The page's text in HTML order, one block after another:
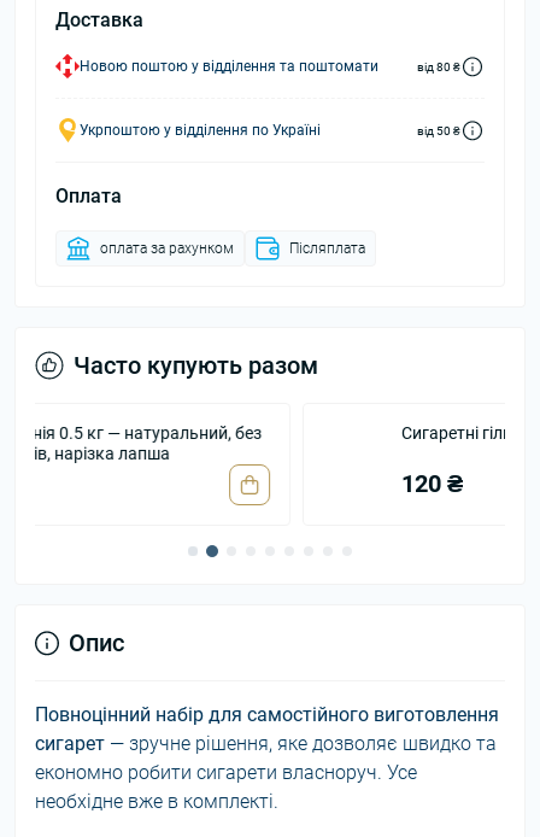
Доставка
Новою поштою у відділення та поштомати від 80 ₴
Укрпоштою у відділення по Україні від 50 ₴
Оплата
оплата за рахунком Післяплата
Часто купують разом
Сигаретні гільзи Gama 500 шт ▪ Ø 8,1 мм
Опис
Повноцінний набір для самостійного виготовлення
сигарет — зручне рішення, яке дозволяє швидко та
економно робити сигарети власноруч. Усе
необхідне вже в комплекті.